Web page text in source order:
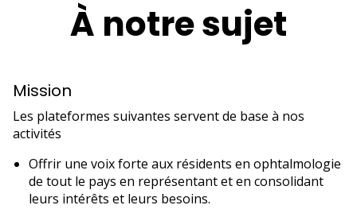
À notre sujet
Mission
Les plateformes suivantes servent de base à nos
activités
Offrir une voix forte aux résidents en ophtalmologie
de tout le pays en représentant et en consolidant
leurs intérêts et leurs besoins.